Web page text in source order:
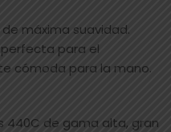
máxima suavidad.
para el
cómoda para la mano.
440C de gama alta, gran